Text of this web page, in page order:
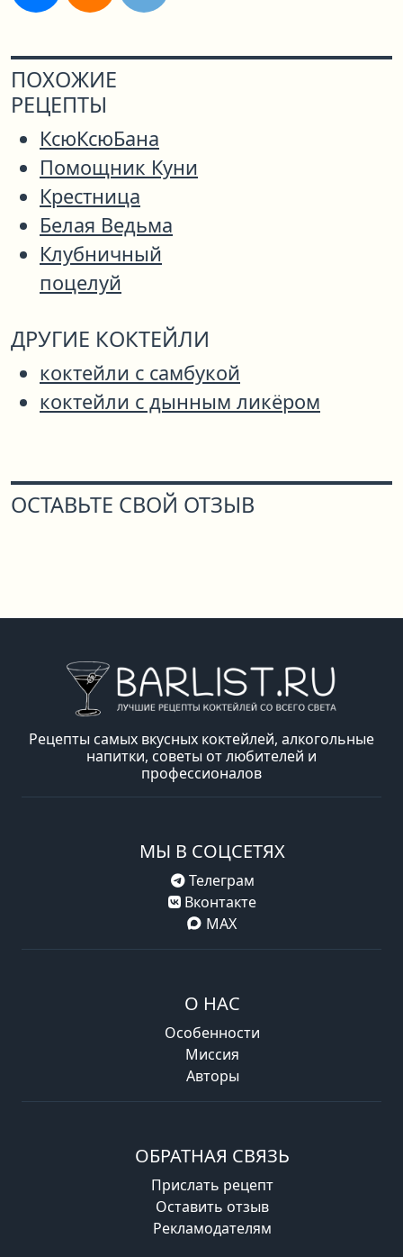
ПОХОЖИЕ
РЕЦЕПТЫ
КсюКсюБана
Помощник Куни
Крестница
Белая Ведьма
Клубничный
поцелуй
ДРУГИЕ КОКТЕЙЛИ
коктейли с самбукой
коктейли с дынным ликёром
ОСТАВЬТЕ СВОЙ ОТЗЫВ
Рецепты самых вкусных коктейлей, алкогольные
напитки, советы от любителей и
профессионалов
МЫ В СОЦСЕТЯХ
Телеграм
Вконтакте
MAX
О НАС
Особенности
Миссия
Авторы
ОБРАТНАЯ СВЯЗЬ
Прислать рецепт
Оставить отзыв
Рекламодателям